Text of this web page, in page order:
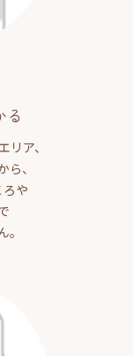
ア、
、
や